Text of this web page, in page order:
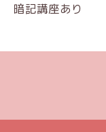
暗記講座あり